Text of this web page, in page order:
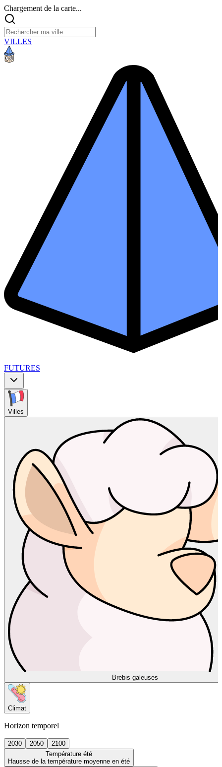
Chargement de la carte...
VILLES
FUTURES
Villes
Brebis galeuses
Climat
Horizon temporel
2030 2050
2100
Température été
Hausse de la température moyenne en été